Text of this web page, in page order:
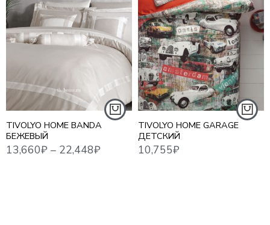
TIVOLYO HOME BANDA
БЕЖЕВЫЙ
13,660₽– 22,448₽
1,5 СПАЛЬНЫЙ
СЕМЕЙНЫЙ
TIVOLYO HOME GARAGE
ДЕТСКИЙ
10,755₽